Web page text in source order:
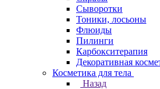
Сыворотки
Тоники, лосьоны
Флюиды
Пилинги
Карбокситерапия
Декоративная
Косметика для тела
Назад